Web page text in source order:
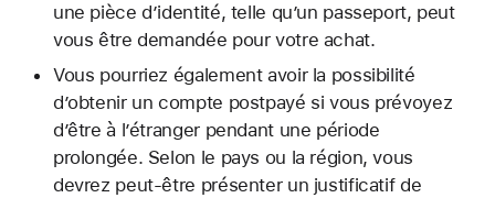
une pièce d’identité, telle qu’un passeport, peut
vous être demandée pour votre achat.
Vous pourriez également avoir la possibilité
d’obtenir un compte postpayé si vous prévoyez
d’être à l’étranger pendant une période
prolongée. Selon le pays ou la région, vous
devrez peut-être présenter un justificatif de